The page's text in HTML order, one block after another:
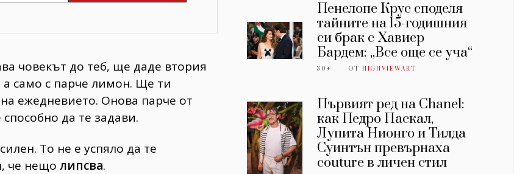
човекът до теб, ще даде втория
само с парче лимон. Ще ти
ежедневието. Онова парче от
да те задави.
То не е успяло да те
че нещо липсва.
Пенелопе Крус споделя
тайните на 15-годишния
си брак с Хавиер
Бардем: „Все още се уча“
30+ ОТHIGHVIEWART
Първият ред на Chanel:
как Педро Паскал,
Лупита Нионго и Тилда
Суинтън превърнаха
couture в личен стил